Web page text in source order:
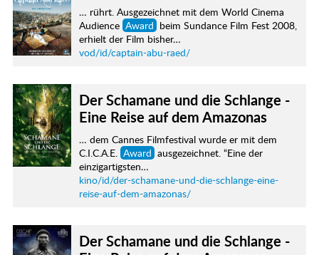
… rührt. Ausgezeichnet mit dem World Cinema
Audience Award beim Sundance Film Fest 2008,
erhielt der Film bisher…
vod/id/captain-abu-raed/
Der Schamane und die Schlange -
Eine Reise auf dem Amazonas
… dem Cannes Filmfestival wurde er mit dem
C.I.C.A.E. Award ausgezeichnet. “Eine der
einzigartigsten…
kino/id/der-schamane-und-die-schlange-eine-
reise-auf-dem-amazonas/
Der Schamane und die Schlange -